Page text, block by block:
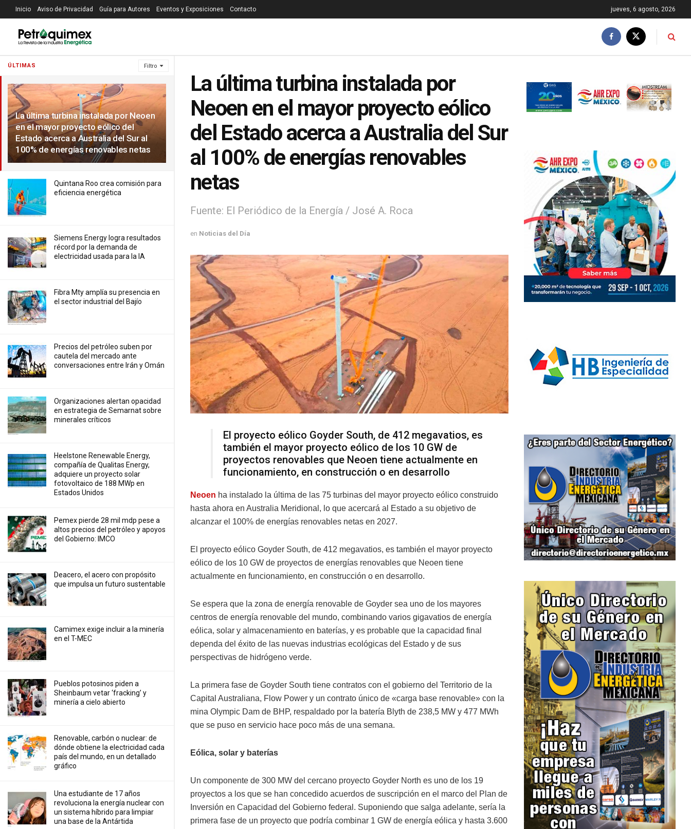
ÚLTIMAS Filtro
La última turbina instalada por Neoen
en el mayor proyecto eólico del
Estado acerca a Australia del Sur al
100% de energías renovables netas
Quintana Roo crea comisión para
eficiencia energética
Siemens Energy logra resultados
récord por la demanda de
electricidad usada para la IA
Fibra Mty amplía su presencia en
el sector industrial del Bajío
Precios ⁠del petróleo suben por
cautela del mercado ante
conversaciones entre Irán y Omán
Organizaciones alertan opacidad
en estrategia de Semarnat sobre
minerales críticos
Heelstone Renewable Energy,
compañía de Qualitas Energy,
adquiere un proyecto solar
fotovoltaico de 188 MWp en
Estados Unidos
Pemex pierde 28 mil mdp pese a
altos precios del petróleo y apoyos
del Gobierno: IMCO
Deacero, el acero con propósito
que impulsa un futuro sustentable
Camimex exige incluir a la minería
en el T-MEC
Pueblos potosinos piden a
Sheinbaum vetar ‘fracking’ y
minería a cielo abierto
Renovable, carbón o nuclear: de
dónde obtiene la electricidad cada
país del mundo, en un detallado
gráfico
Una estudiante de 17 años
revoluciona la energía nuclear con
un sistema híbrido para limpiar
una base de la Antártida
Inicio Aviso de Privacidad Guía para Autores Eventos y Exposiciones Contacto jueves, 6 agosto, 2026
La última turbina instalada por
Neoen en el mayor proyecto eólico
del Estado acerca a Australia del Sur
al 100% de energías renovables
netas
Fuente: El Periódico de la Energía / José A. Roca
en Noticias del Día
El proyecto eólico Goyder South, de 412 megavatios, es
también el mayor proyecto eólico de los 10 GW de
proyectos renovables que Neoen tiene actualmente en
funcionamiento, en construcción o en desarrollo
Neoen ha instalado la última de las 75 turbinas del mayor proyecto eólico construido
hasta ahora en Australia Meridional, lo que acercará al Estado a su objetivo de
alcanzar el 100% de energías renovables netas en 2027.
El proyecto eólico Goyder South, de 412 megavatios, es también el mayor proyecto
eólico de los 10 GW de proyectos de energías renovables que Neoen tiene
actualmente en funcionamiento, en construcción o en desarrollo.
Se espera que la zona de energía renovable de Goyder sea uno de los mayores
centros de energía renovable del mundo, combinando varios gigavatios de energía
eólica, solar y almacenamiento en baterías, y es probable que la capacidad final
dependa del éxito de las nuevas industrias ecológicas del Estado y de sus
perspectivas de hidrógeno verde.
La primera fase de Goyder South tiene contratos con el gobierno del Territorio de la
Capital Australiana, Flow Power y un contrato único de «carga base renovable» con la
mina Olympic Dam de BHP, respaldado por la batería Blyth de 238,5 MW y 477 MWh
que se puso en servicio hace poco más de una semana.
Eólica, solar y baterías
Un componente de 300 MW del cercano proyecto Goyder North es uno de los 19
proyectos a los que se han concedido acuerdos de suscripción en el marco del Plan de
Inversión en Capacidad del Gobierno federal. Suponiendo que salga adelante, sería la
primera fase de un proyecto que podría combinar 1 GW de energía eólica y hasta 3.600